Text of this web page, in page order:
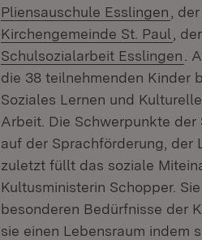
Pliensauschule Esslingen
, der
Kirchengemeinde St. Paul
, der
Schulsozialarbeit Esslingen
.
die 38 teilnehmenden Kinder
Soziales Lernen und
Arbeit. Die Schwerpunkte
auf der Sprachförderung, der
zuletzt füllt das soziale
Kultusministerin Schopper.
besonderen Bedürfnisse der
sie einen Lebensraum indem